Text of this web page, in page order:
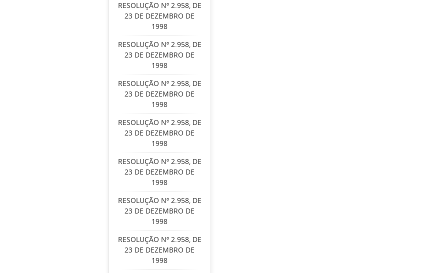
RESOLUÇÃO Nº 2.958, DE
23 DE DEZEMBRO DE
1998
RESOLUÇÃO Nº 2.958, DE
23 DE DEZEMBRO DE
1998
RESOLUÇÃO Nº 2.958, DE
23 DE DEZEMBRO DE
1998
RESOLUÇÃO Nº 2.958, DE
23 DE DEZEMBRO DE
1998
RESOLUÇÃO Nº 2.958, DE
23 DE DEZEMBRO DE
1998
RESOLUÇÃO Nº 2.958, DE
23 DE DEZEMBRO DE
1998
RESOLUÇÃO Nº 2.958, DE
23 DE DEZEMBRO DE
1998